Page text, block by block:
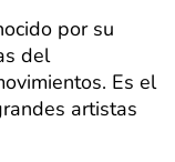
por su
del
Es el
artistas